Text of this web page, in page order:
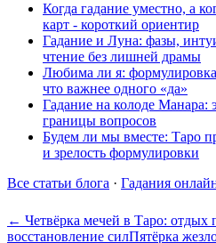
Когда гадание уместно, а
карт - короткий ориентир
Гадание и Луна: фазы,
чтение без лишней драмы
Любима ли я: формулировка
что важнее одного «да»
Гадание на колоде Манара:
границы вопросов
Будем ли мы вместе: Таро
и зрелость формулировки
Все статьи блога · Гадания
← Четвёрка мечей в Таро: отдых
восстановление силПятёрка